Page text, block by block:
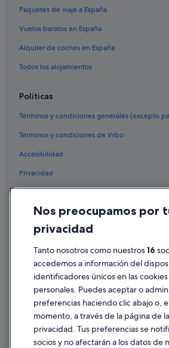
Hoteles con spa en Provincia de Lugo
Pensiones en Ribas de Miño
Independent hoteles en O Coto
Paquetes de viaje a España
Vuelos baratos en España
Alquiler de coches en España
Todos los alojamientos
Políticas
Términos y condiciones generales (excepto
Términos y condiciones de Vrbo
Accesibilidad
Privacidad
Cookies
Condiciones de uso
Información legal/contacto
Pautas sobre el contenido y cómo denunciar
Ayuda
Cancelar un vuelo
Cancelar una reserva de hotel o de un alquiler
Nos preocupamos por
privacidad
Tanto nosotros como nuestros16
accedemos a información del
identificadores únicos en las
personales. Puedes aceptar o
preferencias haciendo clic abajo o,
momento, a través de la página de
privacidad. Tus preferencias se
socios y no afectarán a los datos de